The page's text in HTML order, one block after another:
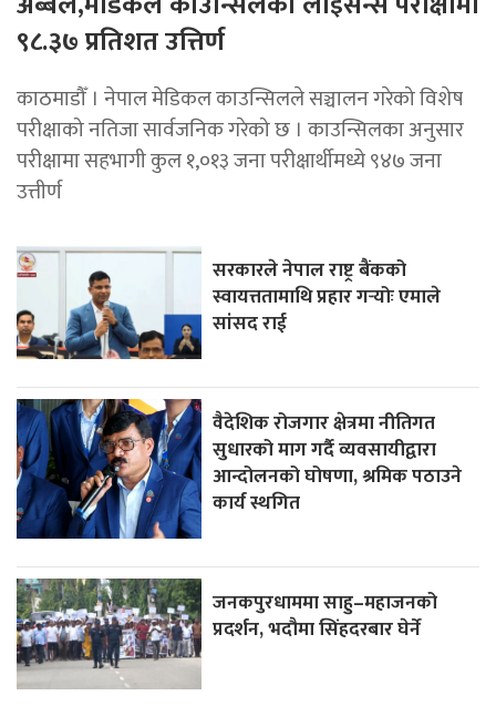
९८.३७ प्रतिशत उत्तिर्ण
काठमाडौँ । नेपाल मेडिकल काउन्सिलले सञ्चालन गरेको विशेष
परीक्षाको नतिजा सार्वजनिक गरेको छ । काउन्सिलका अनुसार
परीक्षामा सहभागी कुल १,०१३ जना परीक्षार्थीमध्ये ९४७ जना
उत्तीर्ण
सरकारले नेपाल राष्ट्र बैंकको
स्वायत्ततामाथि प्रहार गर्‍योः एमाले
सांसद राई
वैदेशिक रोजगार क्षेत्रमा नीतिगत
सुधारको माग गर्दै व्यवसायीद्वारा
आन्दोलनको घोषणा, श्रमिक पठाउने
कार्य स्थगित
जनकपुरधाममा साहु–महाजनको
प्रदर्शन, भदौमा सिंहदरबार घेर्ने